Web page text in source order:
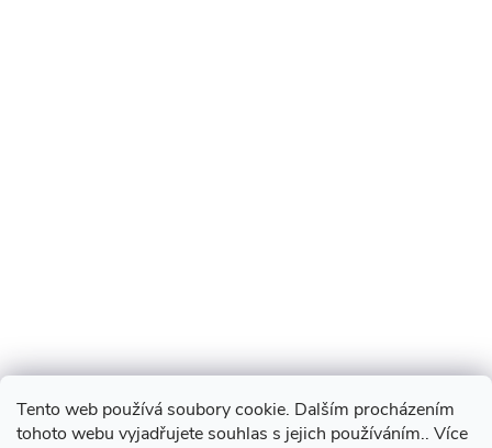
Tento web používá soubory cookie. Dalším procházením
tohoto webu vyjadřujete souhlas s jejich používáním.. Více